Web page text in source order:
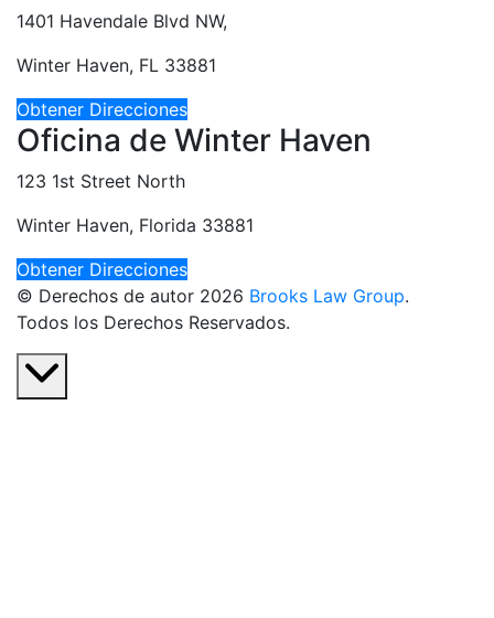
1401 Havendale Blvd NW,
Winter Haven, FL 33881
Obtener Direcciones
Oficina de Winter Haven
123 1st Street North
Winter Haven, Florida 33881
Obtener Direcciones
© Derechos de autor 2026 Brooks Law Group.
Todos los Derechos Reservados.